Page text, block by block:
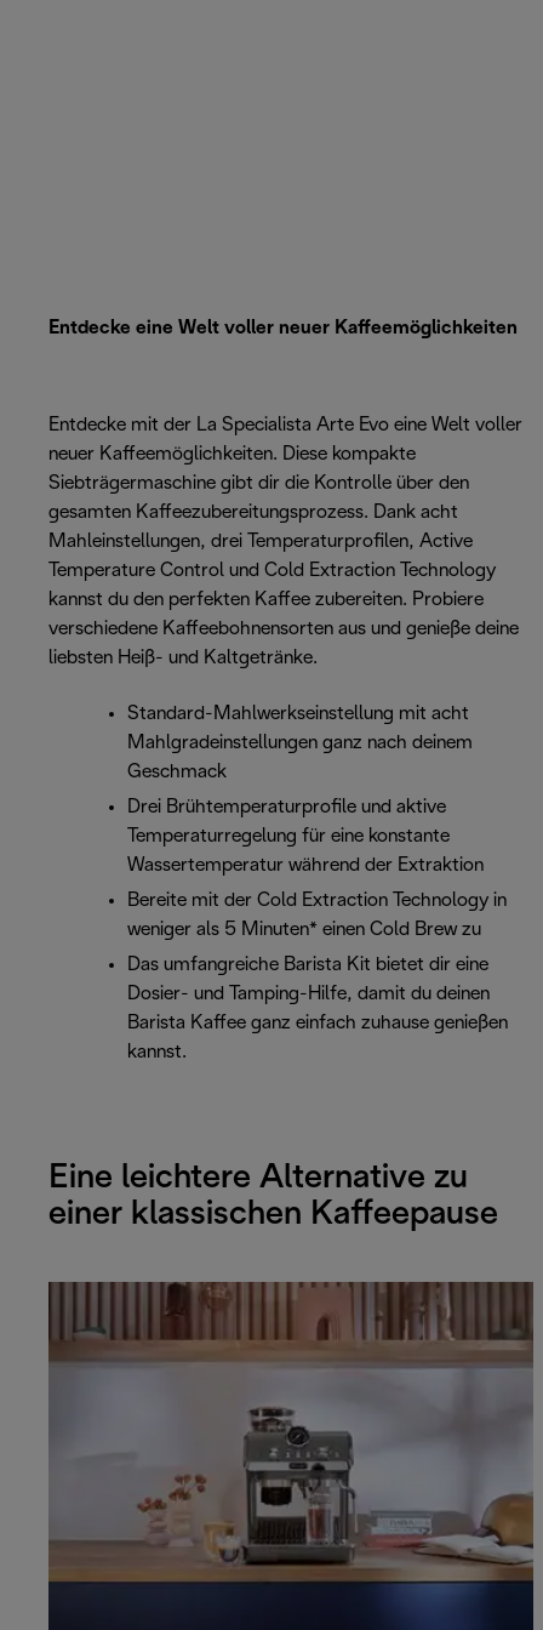
Entdecke eine Welt voller neuer Kaffeemöglichkeiten
Entdecke mit der La Specialista Arte Evo eine Welt voller
neuer Kaffeemöglichkeiten. Diese kompakte
Siebträgermaschine gibt dir die Kontrolle über den
gesamten Kaffeezubereitungsprozess. Dank acht
Mahleinstellungen, drei Temperaturprofilen, Active
Temperature Control und Cold Extraction Technology
kannst du den perfekten Kaffee zubereiten. Probiere
verschiedene Kaffeebohnensorten aus und genieße deine
liebsten Heiß- und Kaltgetränke.
Standard-Mahlwerkseinstellung mit acht
Mahlgradeinstellungen ganz nach deinem
Geschmack
Drei Brühtemperaturprofile und aktive
Temperaturregelung für eine konstante
Wassertemperatur während der Extraktion
Bereite mit der Cold Extraction Technology in
weniger als 5 Minuten* einen Cold Brew zu
Das umfangreiche Barista Kit bietet dir eine
Dosier- und Tamping-Hilfe, damit du deinen
Barista Kaffee ganz einfach zuhause genießen
kannst.
Eine leichtere Alternative zu
einer klassischen Kaffeepause